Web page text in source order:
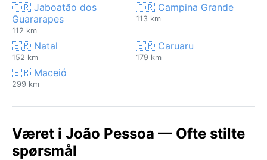
🇧🇷 Jaboatão dos
Guararapes
112 km
🇧🇷 Campina Grande
113 km
🇧🇷 Natal
152 km
🇧🇷 Caruaru
179 km
🇧🇷 Maceió
299 km
Været i João Pessoa — Ofte stilte
spørsmål